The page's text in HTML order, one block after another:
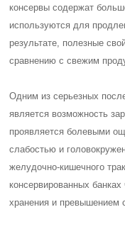
консервы содержат
используются для
результате, полезные
сравнению с свежим
Одним из серьезных
является возможность
проявляется болевыми
слабостью и
желудочно-кишечного
консервированных
хранения и превышением